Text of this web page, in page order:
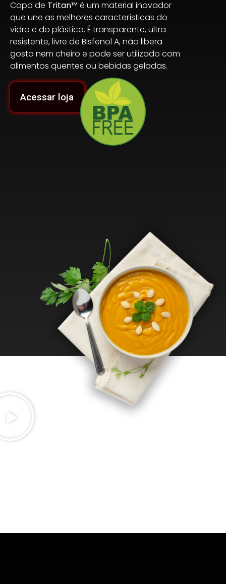
Copo de Tritan™ é um material inovador
que une as melhores características do
vidro e do plástico. É transparente, ultra
resistente, livre de Bisfenol A, não libera
gosto nem cheiro e pode ser utilizado com
alimentos quentes ou bebidas geladas.
Acessar loja